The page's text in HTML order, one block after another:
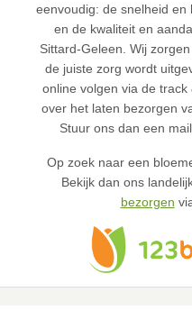
eenvoudig: de snelheid en
en de kwaliteit en
Sittard-Geleen. Wij
de juiste zorg wordt
online volgen via de
over het laten bezorgen
Stuur ons dan een
Op zoek naar een
Bekijk dan ons
bezorgen